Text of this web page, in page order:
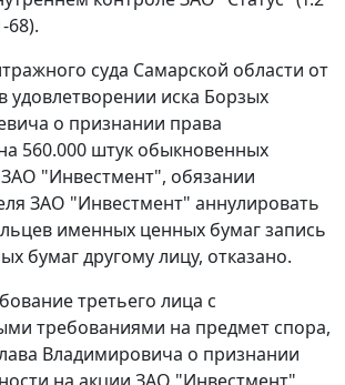
68).
суда Самарской области от
удовлетворении иска Борзых
о признании права
560.000 штук обыкновенных
"Инвестмент", обязании
ЗАО "Инвестмент" аннулировать
именных ценных бумаг запись
бумаг другому лицу, отказано.
третьего лица с
требованиями на предмет спора,
Владимировича о признании